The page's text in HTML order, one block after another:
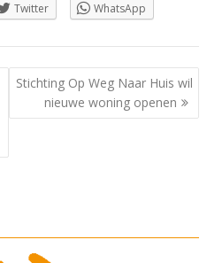
Twitter WhatsApp
Stichting Op Weg Naar Huis wil
nieuwe woning openen